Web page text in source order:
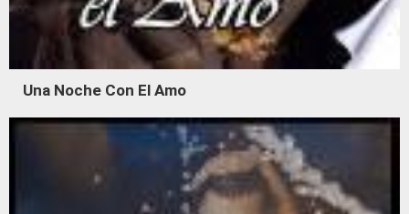
Una Noche Con El Amo